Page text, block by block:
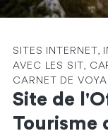
SITES INTERNET,
AVEC LES SIT,
CARNET DE
Site de
Tourisme